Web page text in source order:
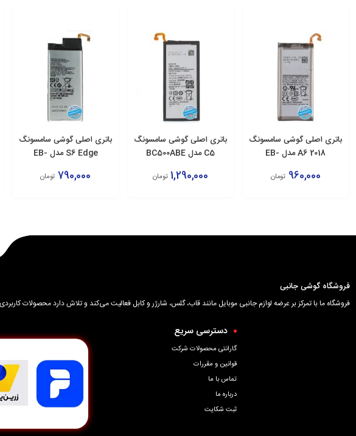
باتری اصلی گوشی سامسونگ
2018 A6 مدل EB-
960,000 تومان
باتری اصلی گوشی سامسونگ
C5 مدل BC500ABE
1,290,000 تومان
باتری اصلی گوشی سامسونگ
S6 Edge مدل EB-
790,000 تومان
فروشگاه گوشی جانبی
فروشگاه ما با تمرکز بر عرضه لوازم جانبی موبایل مانند قاب، گلس، شارژر و کابل فعالیت می‌کند و تلاش دارد محصولات
دسترسی سریع
گارانتی محصولات شرکت
قوانین و مقررات
تماس با ما
درباره ما
ثبت شکایت